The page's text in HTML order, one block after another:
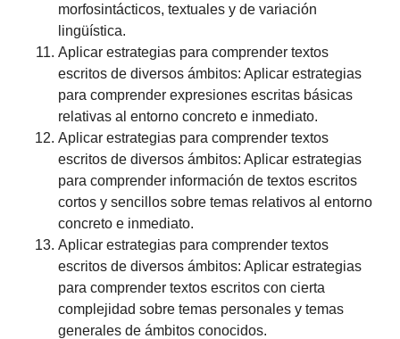
morfosintácticos, textuales y de variación
lingüística.
Aplicar estrategias para comprender textos
escritos de diversos ámbitos: Aplicar estrategias
para comprender expresiones escritas básicas
relativas al entorno concreto e inmediato.
Aplicar estrategias para comprender textos
escritos de diversos ámbitos: Aplicar estrategias
para comprender información de textos escritos
cortos y sencillos sobre temas relativos al entorno
concreto e inmediato.
Aplicar estrategias para comprender textos
escritos de diversos ámbitos: Aplicar estrategias
para comprender textos escritos con cierta
complejidad sobre temas personales y temas
generales de ámbitos conocidos.